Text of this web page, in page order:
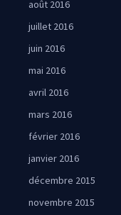
août 2016
juillet 2016
juin 2016
mai 2016
avril 2016
mars 2016
février 2016
janvier 2016
décembre 2015
novembre 2015